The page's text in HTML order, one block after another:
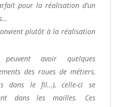
pour la réalisation d’un
plutôt à la réalisation
peuvent avoir quelques
des roues de métiers,
dans le fil…), celle-ci se
dans les mailles. Ces